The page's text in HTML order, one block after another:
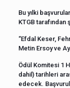
Bu yılki
KTGB
“Efdal Keser,
Metin Ersoy ve
Ödül Komitesi 1
dahil) tarihleri
edecek.